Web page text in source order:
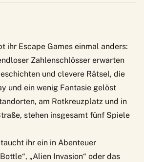
ihr Escape Games einmal anders:
Zahlenschlösser erwarten
und clevere Rätsel, die
und ein wenig Fantasie gelöst
am Rotkreuzplatz und in
stehen insgesamt fünf Spiele
ihr ein in Abenteuer
„Alien Invasion“ oder das